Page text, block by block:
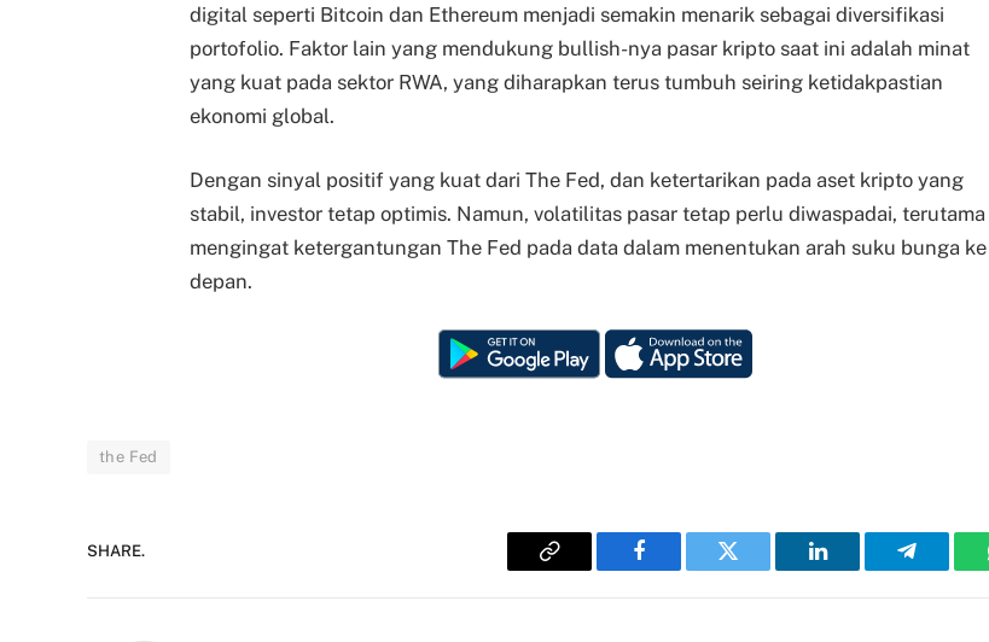
digital seperti Bitcoin dan Ethereum menjadi semakin menarik sebagai diversifikasi
portofolio. Faktor lain yang mendukung bullish-nya pasar kripto saat ini adalah minat
yang kuat pada sektor RWA, yang diharapkan terus tumbuh seiring ketidakpastian
ekonomi global.
Dengan sinyal positif yang kuat dari The Fed, dan ketertarikan pada aset kripto yang
stabil, investor tetap optimis. Namun, volatilitas pasar tetap perlu diwaspadai, terutama
mengingat ketergantungan The Fed pada data dalam menentukan arah suku bunga ke
depan.
the Fed
SHARE.
Copy
Facebook Twitter LinkedIn Telegram